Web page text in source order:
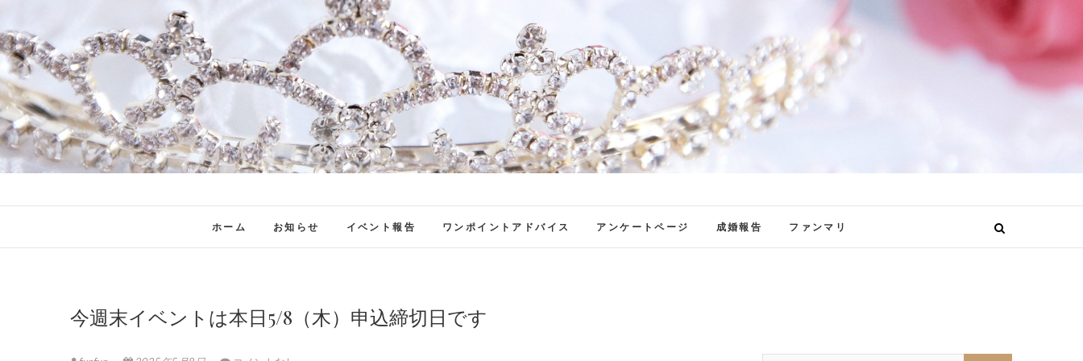
ファンブロ
ホーム お知らせ イベント報告 ワンポイントアドバイス アンケートページ 成婚報告 ファンマリ
今週末イベントは本日5/8（木）申込締切日です